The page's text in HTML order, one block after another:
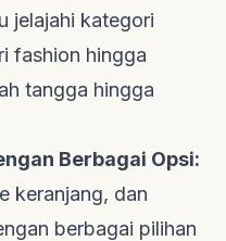
jelajahi kategori
fashion hingga
tangga hingga
Berbagai Opsi:
keranjang, dan
berbagai pilihan